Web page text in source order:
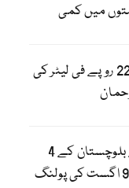
میں کمی
پیٹرول کی قیمت 228 روپے فی لیٹر کی
الیکشن کمیشن نے بلوچستان کے 4
بلدیاتی حلقوں میں 9 اگست کی پولنگ